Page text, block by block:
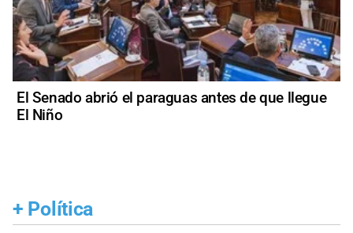
El Senado abrió el paraguas antes de que llegue
El Niño
+ Política